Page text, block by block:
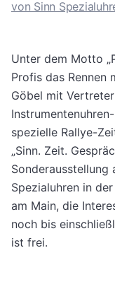
von Sinn
Unter dem Motto
Profis das Rennen
Göbel mit
spezielle Rallye-
„Sinn. Zeit.
Sonderausstellung
Spezialuhren in
am Main, die
noch bis
ist frei.